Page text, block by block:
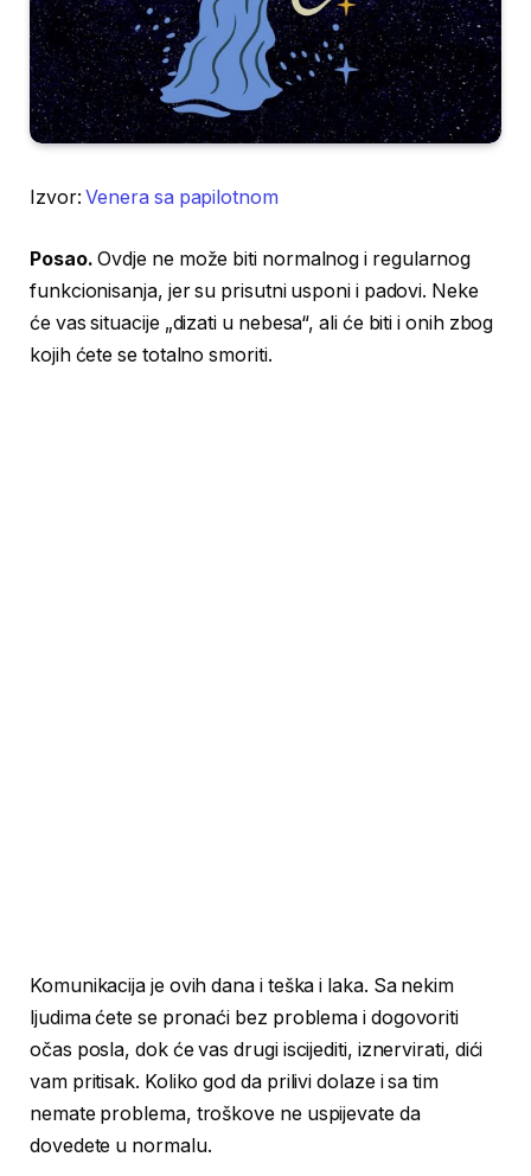
Izvor:Venera sa papilotnom
Posao. Ovdje ne može biti normalnog i regularnog
funkcionisanja, jer su prisutni usponi i padovi. Neke
će vas situacije „dizati u nebesa“, ali će biti i onih zbog
kojih ćete se totalno smoriti.
Komunikacija je ovih dana i teška i laka. Sa nekim
ljudima ćete se pronaći bez problema i dogovoriti
očas posla, dok će vas drugi iscijediti, iznervirati, dići
vam pritisak. Koliko god da prilivi dolaze i sa tim
nemate problema, troškove ne uspijevate da
dovedete u normalu.